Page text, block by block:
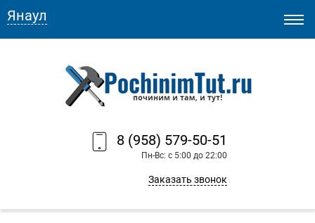
8 (958) 579-50-51
Пн-Вс: с 5:00 до 22:00
Заказать звонок
Янаул